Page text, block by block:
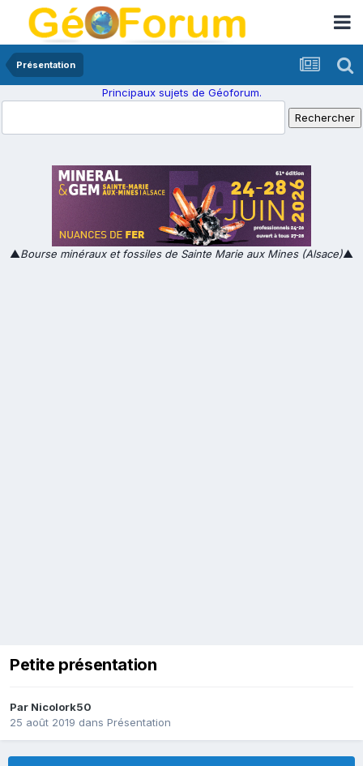
Présentation
Principaux sujets de Géoforum.
▲Bourse minéraux et fossiles de Sainte Marie aux Mines (Alsace)▲
Petite présentation
Par Nicolork50
25 août 2019 dans Présentation